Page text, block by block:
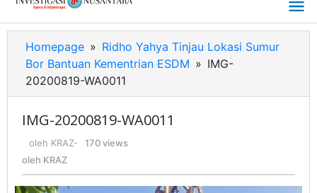
Homepage » Ridho Yahya Tinjau Lokasi Sumur
Bor Bantuan Kementrian ESDM » IMG-
20200819-WA0011
IMG-20200819-WA0011
oleh KRAZ-
170 views
oleh KRAZ